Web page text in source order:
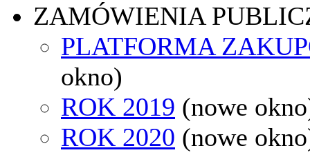
ZAMÓWIENIA
PLATFORMA
okno)
ROK 2019 (nowe
ROK 2020 (nowe